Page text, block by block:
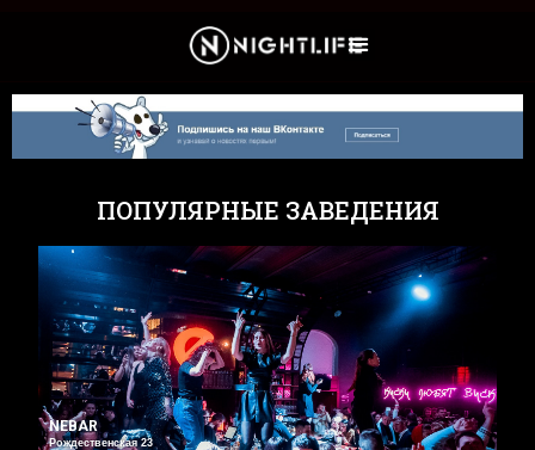
ПОПУЛЯРНЫЕ ЗАВЕДЕНИЯ
NEBAR
Рождественская 23